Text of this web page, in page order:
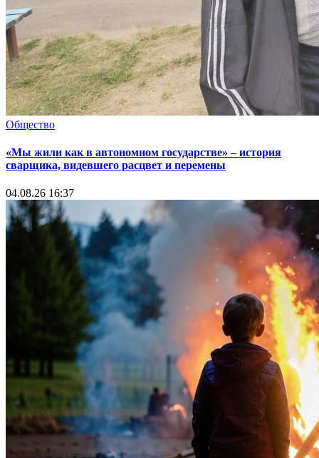
Общество
«Мы жили как в автономном государстве» – история
сварщика, видевшего расцвет и перемены
04.08.26 16:37